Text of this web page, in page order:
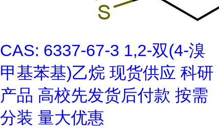
CAS: 6337-67-3 1,2-双(4-溴
甲基苯基)乙烷 现货供应 科研
产品 高校先发货后付款 按需
分装 量大优惠